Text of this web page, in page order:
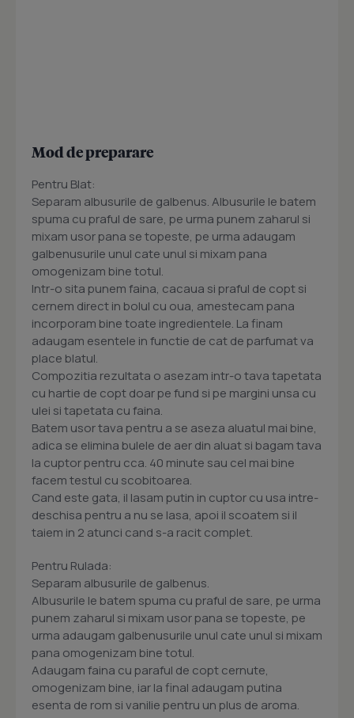
Mod de preparare
Pentru Blat:
Separam albusurile de galbenus. Albusurile le batem
spuma cu praful de sare, pe urma punem zaharul si
mixam usor pana se topeste, pe urma adaugam
galbenusurile unul cate unul si mixam pana
omogenizam bine totul.
Intr-o sita punem faina, cacaua si praful de copt si
cernem direct in bolul cu oua, amestecam pana
incorporam bine toate ingredientele. La finam
adaugam esentele in functie de cat de parfumat va
place blatul.
Compozitia rezultata o asezam intr-o tava tapetata
cu hartie de copt doar pe fund si pe margini unsa cu
ulei si tapetata cu faina.
Batem usor tava pentru a se aseza aluatul mai bine,
adica se elimina bulele de aer din aluat si bagam tava
la cuptor pentru cca. 40 minute sau cel mai bine
facem testul cu scobitoarea.
Cand este gata, il lasam putin in cuptor cu usa intre-
deschisa pentru a nu se lasa, apoi il scoatem si il
taiem in 2 atunci cand s-a racit complet.
Pentru Rulada:
Separam albusurile de galbenus.
Albusurile le batem spuma cu praful de sare, pe urma
punem zaharul si mixam usor pana se topeste, pe
urma adaugam galbenusurile unul cate unul si mixam
pana omogenizam bine totul.
Adaugam faina cu paraful de copt cernute,
omogenizam bine, iar la final adaugam putina
esenta de rom si vanilie pentru un plus de aroma.